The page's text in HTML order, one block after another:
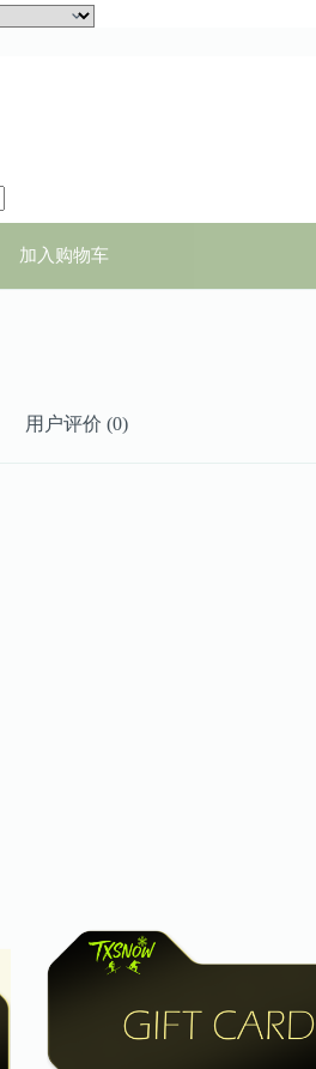
加入购物车
用户评价 (0)